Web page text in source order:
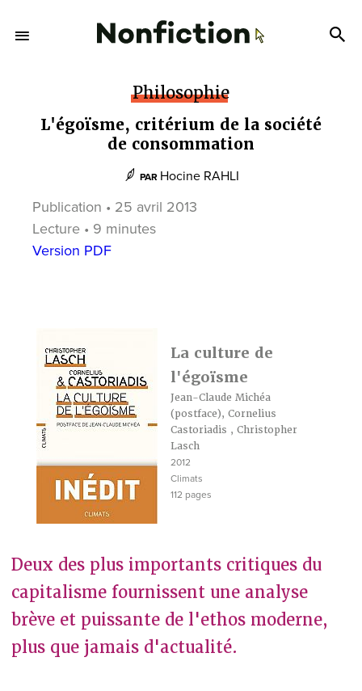
Philosophie
L'égoïsme, critérium de la société
de consommation
PAR Hocine RAHLI
Publication • 25 avril 2013
Lecture • 9 minutes
Version PDF
La culture de
l'égoïsme
Jean-Claude Michéa
(postface), Cornelius
Castoriadis , Christopher
Lasch
2012
Climats
112 pages
Deux des plus importants critiques du
capitalisme fournissent une analyse
brève et puissante de l'ethos moderne,
plus que jamais d'actualité.